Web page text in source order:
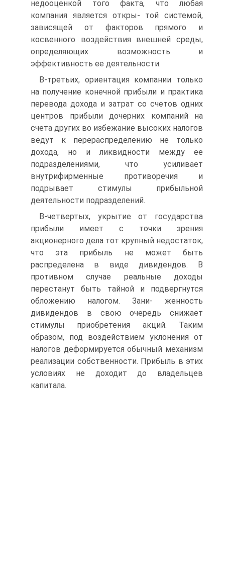
недооценкой того факта, что любая
компания является откры- той системой,
зависящей от факторов прямого и
косвенного воздействия внешней среды,
определяющих возможность и
эффективность ее деятельности.
В-третьих, ориентация компании только
на получение конечной прибыли и практика
перевода дохода и затрат со счетов одних
центров прибыли дочерних компаний на
счета других во избежание высоких налогов
ведут к перераспределению не только
дохода, но и ликвидности между ее
подразделениями, что усиливает
внутрифирменные противоречия и
подрывает стимулы прибыльной
деятельности подразделений.
В-четвертых, укрытие от государства
прибыли имеет с точки зрения
акционерного дела тот крупный недостаток,
что эта прибыль не может быть
распределена в виде дивидендов. В
противном случае реальные доходы
перестанут быть тайной и подвергнутся
обложению налогом. Зани- женность
дивидендов в свою очередь снижает
стимулы приобретения акций. Таким
образом, под воздействием уклонения от
налогов деформируется обычный механизм
реализации собственности. Прибыль в этих
условиях не доходит до владельцев
капитала.